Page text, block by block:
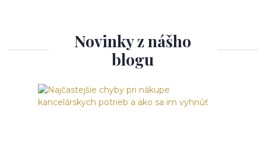
Novinky z nášho
blogu